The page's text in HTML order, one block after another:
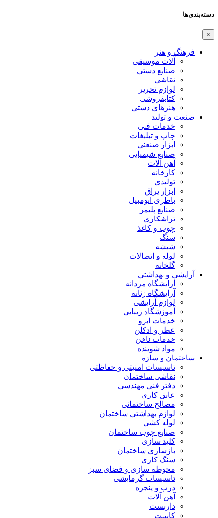
دسته‌بندی‌ها
×
فرهنگ و هنر
آلات موسیقی
صنایع دستی
نقاشی
لوازم تحریر
کتابفروشی
هنرهای دستی
صنعت و تولید
خدمات فنی
چاپ و تبلیغات
ابزار صنعتی
صنایع شیمیایی
آهن آلات
کارخانه
تولیدی
ابزار یراق
باطری اتومبیل
صنایع پلیمر
تراشکاری
چوب و کاغذ
سنگ
شیشه
لوله و اتصالات
گلخانه
آرایشی و بهداشتی
آرایشگاه مردانه
آرایشگاه زنانه
لوازم آرایشی
آموزشگاه زیبایی
خدمات ابرو
عطر و ادکلن
خدمات ناخن
مواد شوینده
ساختمان و سازه
تاسیسات امنیتی و حفاظتی
نقاشی ساختمان
دفتر فنی مهندسی
عایق کاری
مصالح ساختمانی
لوازم بهداشتی ساختمان
لوله کشی
صنایع چوب ساختمان
کلید سازی
بازسازی ساختمان
سنگ کاری
محوطه سازی و فضای سبز
تاسیسات گرمایشی
درب و پنجره
آهن آلات
داربست
کابینت